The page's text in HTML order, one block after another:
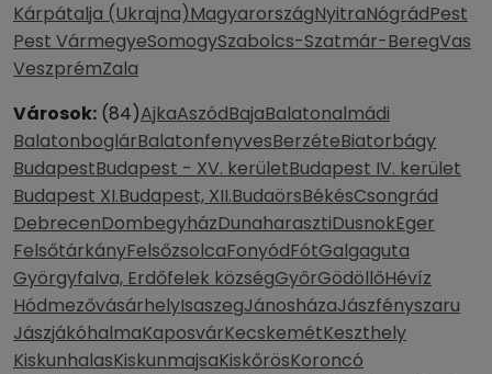
Kárpátalja (Ukrajna)MagyarországNyitraNógrádPest
Pest VármegyeSomogySzabolcs-Szatmár-BeregVas
VeszprémZala
Városok: (84)AjkaAszódBajaBalatonalmádi
BalatonboglárBalatonfenyvesBerzéteBiatorbágy
BudapestBudapest - XV. kerületBudapest IV. kerület
Budapest XI.Budapest, XII.BudaörsBékésCsongrád
DebrecenDombegyházDunaharasztiDusnokEger
FelsőtárkányFelsőzsolcaFonyódFótGalgaguta
Györgyfalva, Erdőfelek községGyőrGödöllőHévíz
HódmezővásárhelyIsaszegJánosházaJászfényszaru
JászjákóhalmaKaposvárKecskemétKeszthely
KiskunhalasKiskunmajsaKiskőrösKoroncó